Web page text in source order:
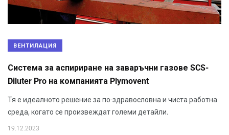
ВЕНТИЛАЦИЯ
Система за аспириране на заваръчни газове SCS-
Diluter Pro на компанията Plymovent
Тя е идеалното решение за по-здравословна и чиста работна
среда, когато се произвеждат големи детайли.
19.12.2023